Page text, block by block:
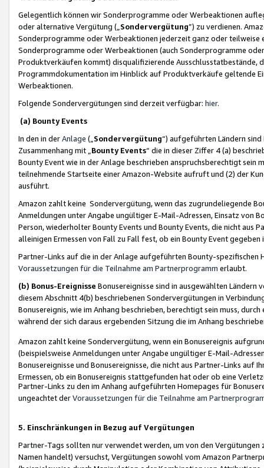
Gelegentlich können wir Sonderprogramme oder Werbeaktionen
oder alternative Vergütung („ Sondervergütung”) zu verdienen.
Sonderprogramme oder Werbeaktionen jederzeit ganz oder
Sonderprogramme oder Werbeaktionen (auch Sonderprogramme
Produktverkäufen kommt) disqualifizierende Ausschlusstatbestände,
Programmdokumentation im Hinblick auf Produktverkäufe geltende
Werbeaktionen.
Folgende Sondervergütungen sind derzeit verfügbar: hier.
(a) Bounty Events
In den in derAnlage („ Sondervergütung“) aufgeführten Ländern
Zusammenhang mit „ Bounty Events“ die in dieser Ziffer 4 (a)
Bounty Event wie in der Anlage beschrieben anspruchsberechtigt sein
teilnehmende Startseite einer Amazon-Website aufruft und (2) der
ausführt.
Amazon zahlt keine Sondervergütung, wenn das zugrundeliegende
Anmeldungen unter Angabe ungültiger E-Mail-Adressen, Einsatz von
Person, wiederholter Bounty Events und Bounty Events, die nicht
alleinigen Ermessen von Fall zu Fall fest, ob ein Bounty Event
Partner-Links auf die in der Anlage aufgeführten Bounty-spezifischen
Voraussetzungen für die Teilnahme am Partnerprogramm erlaubt.
(b) Bonus-Ereignisse Bonusereignisse sind in ausgewählten Ländern
diesem Abschnitt 4(b) beschriebenen Sondervergütungen in
Bonusereignis, wie im Anhang beschrieben, berechtigt sein muss,
während der sich daraus ergebenden Sitzung die im Anhang
Amazon zahlt keine Sondervergütung, wenn ein Bonusereignis
(beispielsweise Anmeldungen unter Angabe ungültiger E-Mail-
Bonusereignisse und Bonusereignisse, die nicht aus Partner-Links auf
Ermessen, ob ein Bonusereignis stattgefunden hat oder ob eine
Partner-Links zu den im Anhang aufgeführten Homepages für
ungeachtet derVoraussetzungen für die Teilnahme am
5. Einschränkungen in Bezug auf Vergütungen
Partner-Tags sollten nur verwendet werden, um von den
Namen handelt) versuchst, Vergütungen sowohl vom Amazon